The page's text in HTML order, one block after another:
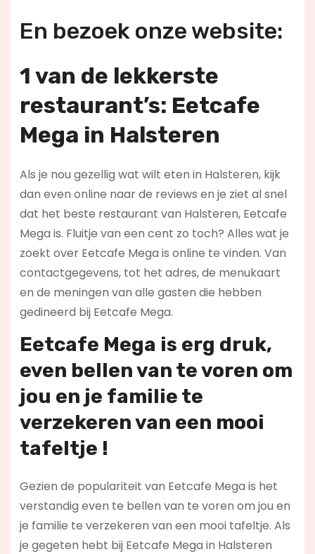
En bezoek onze website:
1 van de lekkerste
restaurant’s: Eetcafe
Mega in Halsteren
Als je nou gezellig wat wilt eten in Halsteren, kijk
dan even online naar de reviews en je ziet al snel
dat het beste restaurant van Halsteren, Eetcafe
Mega is. Fluitje van een cent zo toch? Alles wat je
zoekt over Eetcafe Mega is online te vinden. Van
contactgegevens, tot het adres, de menukaart
en de meningen van alle gasten die hebben
gedineerd bij Eetcafe Mega.
Eetcafe Mega is erg druk,
even bellen van te voren om
jou en je familie te
verzekeren van een mooi
tafeltje !
Gezien de populariteit van Eetcafe Mega is het
verstandig even te bellen van te voren om jou en
je familie te verzekeren van een mooi tafeltje. Als
je gegeten hebt bij Eetcafe Mega in Halsteren